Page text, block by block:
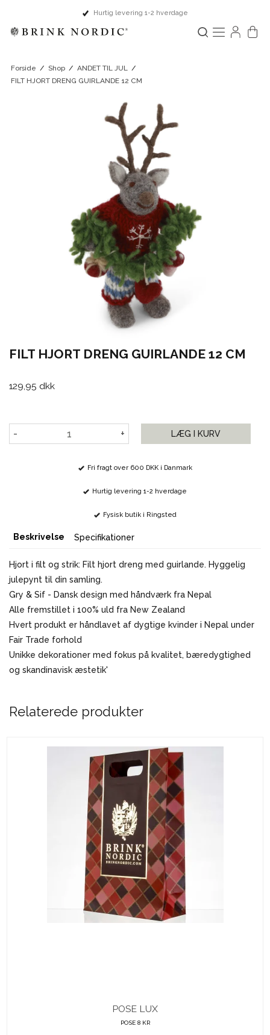
Hurtig levering 1-2 hverdage
Forside / Shop / ANDET TIL JUL /
FILT HJORT DRENG GUIRLANDE 12 CM
FILT HJORT DRENG GUIRLANDE 12 CM
129,95 dkk
- + LÆG I KURV
Fri fragt over 600 DKK i Danmark
Hurtig levering 1-2 hverdage
Fysisk butik i Ringsted
Beskrivelse Specifikationer
Hjort i filt og strik: Filt hjort dreng med guirlande. Hyggelig
julepynt til din samling.
Gry & Sif - Dansk design med håndværk fra Nepal
Alle fremstillet i 100% uld fra New Zealand
Hvert produkt er håndlavet af dygtige kvinder i Nepal under
Fair Trade forhold
Unikke dekorationer med fokus på kvalitet, bæredygtighed
og skandinavisk æstetik'
Relaterede produkter
POSE LUX
POSE 8 KR